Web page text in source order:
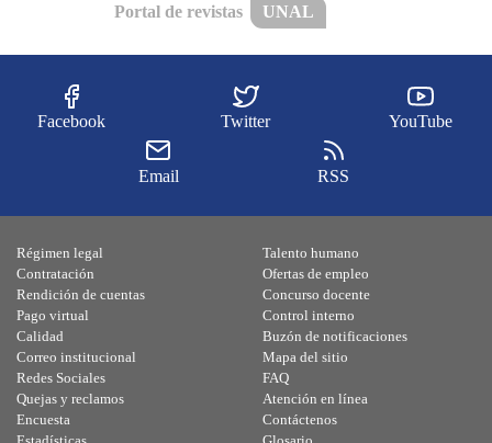
Portal de revistas UNAL
Facebook Twitter YouTube
Email RSS
Régimen legal
Contratación
Rendición de cuentas
Pago virtual
Calidad
Talento humano
Ofertas de empleo
Concurso docente
Control interno
Buzón de notificaciones
Correo institucional
Redes Sociales
Quejas y reclamos
Encuesta
Mapa del sitio
FAQ
Atención en línea
Contáctenos